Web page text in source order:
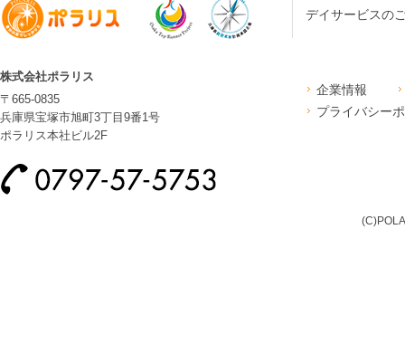
株式会社ポラリス
〒665-0835
兵庫県宝塚市旭町3丁目9番1号
ポラリス本社ビル2F
デイサービスの
企業情報
プライバシー